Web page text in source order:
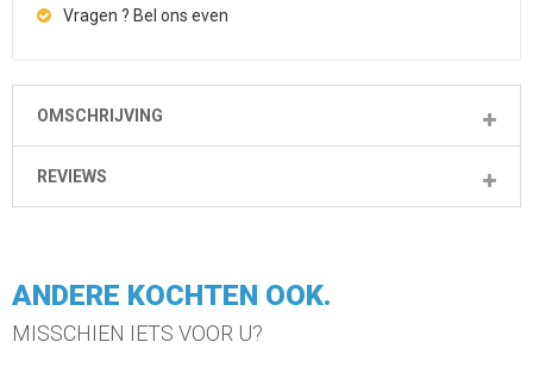
Vragen ? Bel ons even
OMSCHRIJVING
REVIEWS
ANDERE KOCHTEN OOK.
MISSCHIEN IETS VOOR U?